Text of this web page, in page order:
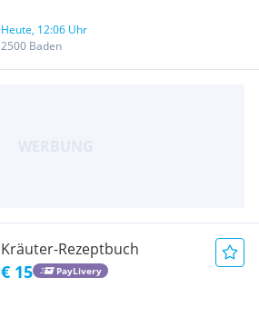
Heute, 12:06 Uhr
2500 Baden
Kräuter-Rezeptbuch
€ 15 PayLivery